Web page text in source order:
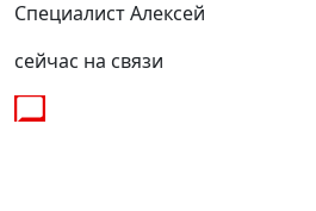
Специалист Алексей
сейчас на связи